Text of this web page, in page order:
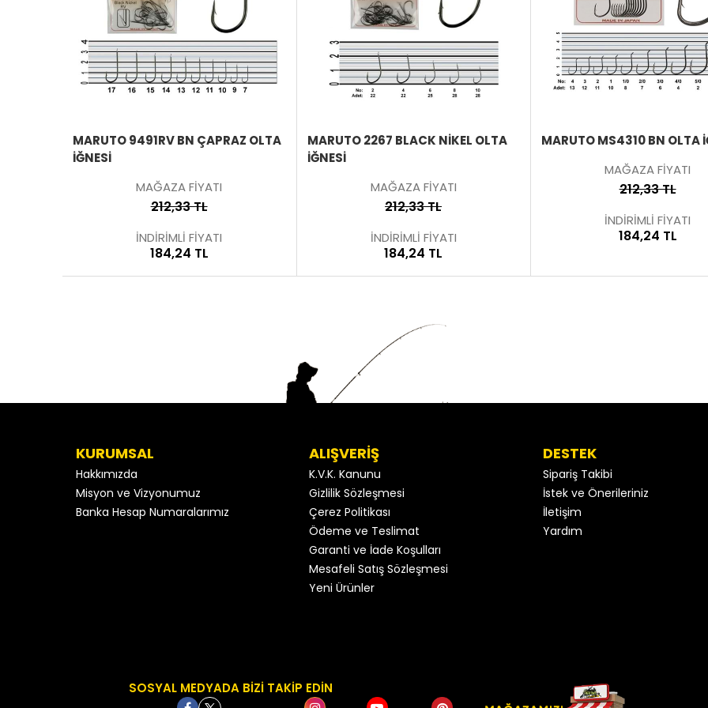
MARUTO 9491RV BN ÇAPRAZ OLTA
İĞNESI
MAĞAZA FİYATI
212,33 TL
İNDİRİMLİ FİYATI
184,24 TL
MARUTO 2267 BLACK NIKEL OLTA
İĞNESI
MAĞAZA FİYATI
212,33 TL
İNDİRİMLİ FİYATI
184,24 TL
MARUTO MS4310 BN OLTA
MAĞAZA FİYATI
212,33 TL
İNDİRİMLİ FİYATI
184,24 TL
KURUMSAL
Hakkımızda
Misyon ve Vizyonumuz
Banka Hesap Numaralarımız
ALIŞVERİŞ
K.V.K. Kanunu
Gizlilik Sözleşmesi
Çerez Politikası
Ödeme ve Teslimat
Garanti ve İade Koşulları
Mesafeli Satış Sözleşmesi
Yeni Ürünler
DESTEK
Sipariş Takibi
İstek ve Önerileriniz
İletişim
Yardım
SOSYAL MEDYADA BİZİ TAKİP EDİN